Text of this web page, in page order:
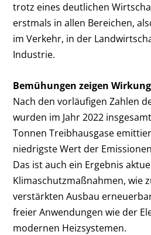
trotz eines deutlichen
erstmals in allen Bereichen,
im Verkehr, in der
Industrie.
Bemühungen zeigen Wirkung
Nach den vorläufigen Zahlen
wurden im Jahr 2022
Tonnen Treibhausgase
niedrigste Wert der
Das ist auch ein Ergebnis
Klimaschutzmaßnahmen, wie
verstärkten Ausbau
freier Anwendungen wie der
modernen Heizsystemen.